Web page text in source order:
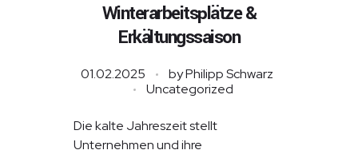
Winterarbeitsplätze &
Erkältungssaison
01.02.2025 byPhilipp Schwarz
Uncategorized
Die kalte Jahreszeit stellt
Unternehmen und ihre